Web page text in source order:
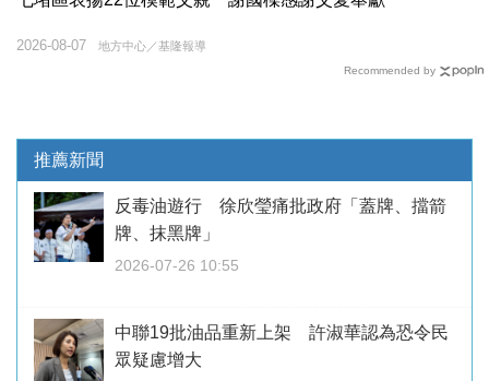
地方中心／基隆報導
2026-08-07
Recommended by
推薦新聞
反毒油遊行 徐欣瑩痛批政府「蓋牌、擋箭
牌、抹黑牌」
2026-07-26 10:55
中聯19批油品重新上架 許淑華認為恐令民
眾疑慮增大